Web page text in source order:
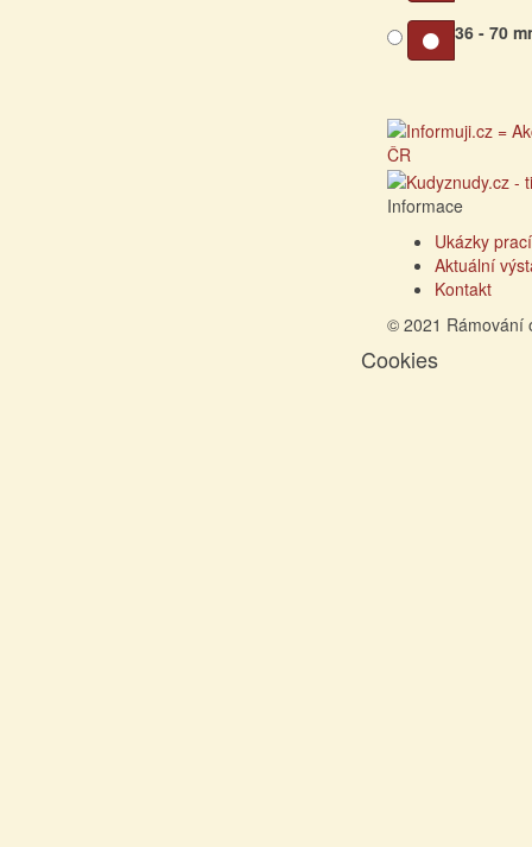
36 - 70
Informace
Ukázky prací
Aktuální
Kontakt
© 2021 Rámování
Cookies